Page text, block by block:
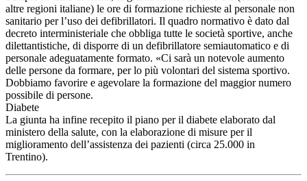
altre regioni italiane) le ore di formazione richieste al personale non
sanitario per l’uso dei defibrillatori. Il quadro normativo è dato dal
decreto interministeriale che obbliga tutte le società sportive, anche
dilettantistiche, di disporre di un defibrillatore semiautomatico e di
personale adeguatamente formato. «Ci sarà un notevole aumento
delle persone da formare, per lo più volontari del sistema sportivo.
Dobbiamo favorire e agevolare la formazione del maggior numero
possibile di persone.
Diabete
La giunta ha infine recepito il piano per il diabete elaborato dal
ministero della salute, con la elaborazione di misure per il
miglioramento dell’assistenza dei pazienti (circa 25.000 in
Trentino).